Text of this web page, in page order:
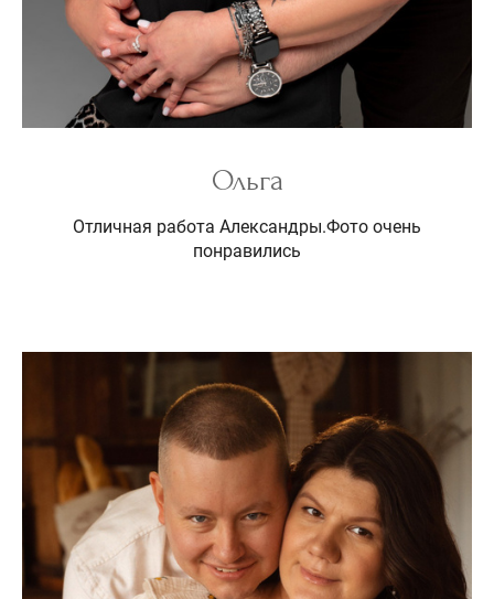
Ольга
Отличная работа Александры.Фото очень
понравились